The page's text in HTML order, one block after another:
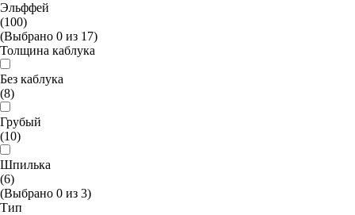
Эльффей
(100)
(Выбрано 0 из 17)
Толщина каблука
Без каблука
(8)
Грубый
(10)
Шпилька
(6)
(Выбрано 0 из 3)
Тип